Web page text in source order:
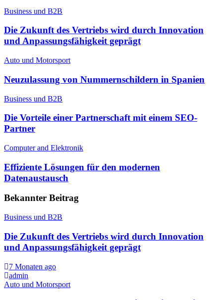
Business und B2B
Die Zukunft des Vertriebs wird durch Innovation
und Anpassungsfähigkeit geprägt
Auto und Motorsport
Neuzulassung von Nummernschildern in Spanien
Business und B2B
Die Vorteile einer Partnerschaft mit einem SEO-
Partner
Computer and Elektronik
Effiziente Lösungen für den modernen
Datenaustausch
Bekannter Beitrag
Business und B2B
Die Zukunft des Vertriebs wird durch Innovation
und Anpassungsfähigkeit geprägt
7 Monaten ago
admin
Auto und Motorsport